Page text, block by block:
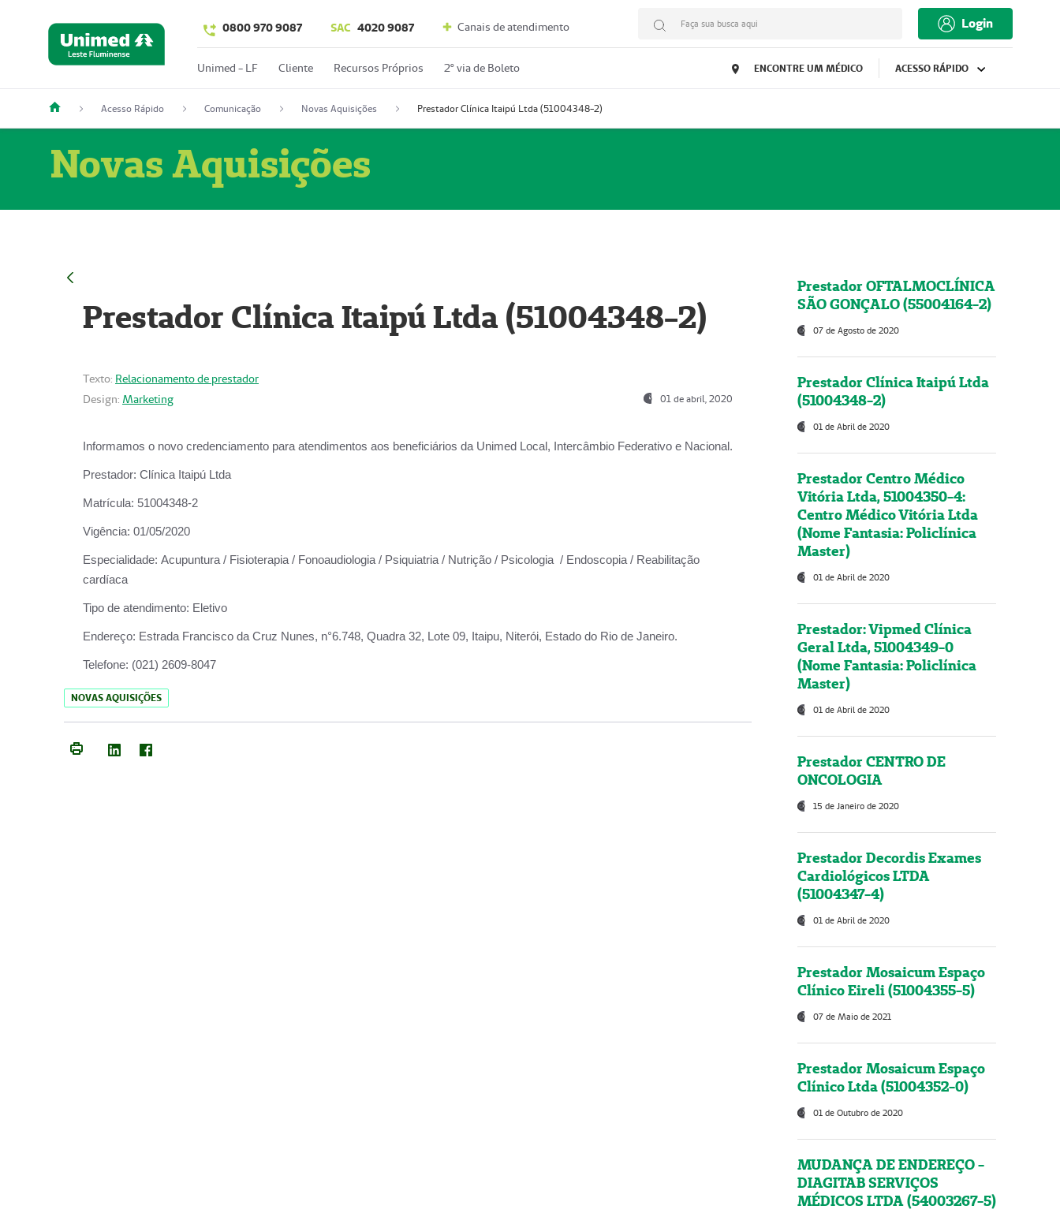
0800 970 9087 SAC 4020 9087 Canais de atendimento Faça sua busca aqui Login
Unimed - LF Cliente Recursos Próprios 2º via de Boleto ENCONTRE UM MÉDICO ACESSO RÁPIDO
Acesso Rápido Comunicação Novas Aquisições Prestador Clínica Itaipú Ltda (51004348-2)
Novas Aquisições
Prestador Clínica Itaipú Ltda (51004348-2)
Texto: Relacionamento de prestador
Design: Marketing 01 de abril, 2020
Informamos o novo credenciamento para atendimentos aos beneficiários da Unimed Local, Intercâmbio Federativo e Nacional.
Prestador: Clínica Itaipú Ltda
Matrícula: 51004348-2
Vigência: 01/05/2020
Especialidade: Acupuntura / Fisioterapia / Fonoaudiologia / Psiquiatria / Nutrição / Psicologia / Endoscopia / Reabilitação
cardíaca
Tipo de atendimento: Eletivo
Endereço: Estrada Francisco da Cruz Nunes, n°6.748, Quadra 32, Lote 09, Itaipu, Niterói, Estado do Rio de Janeiro.
Telefone: (021) 2609-8047
NOVAS AQUISIÇÕES
Prestador OFTALMOCLÍNICA
SÃO GONÇALO (55004164-2)
07 de Agosto de 2020
Prestador Clínica Itaipú Ltda
(51004348-2)
01 de Abril de 2020
Prestador Centro Médico
Vitória Ltda, 51004350-4:
Centro Médico Vitória Ltda
(Nome Fantasia: Policlínica
Master)
01 de Abril de 2020
Prestador: Vipmed Clínica
Geral Ltda, 51004349-0
(Nome Fantasia: Policlínica
Master)
01 de Abril de 2020
Prestador CENTRO DE
ONCOLOGIA
15 de Janeiro de 2020
Prestador Decordis Exames
Cardiológicos LTDA
(51004347-4)
01 de Abril de 2020
Prestador Mosaicum Espaço
Clínico Eireli (51004355-5)
07 de Maio de 2021
Prestador Mosaicum Espaço
Clínico Ltda (51004352-0)
01 de Outubro de 2020
MUDANÇA DE ENDEREÇO -
DIAGITAB SERVIÇOS
MÉDICOS LTDA (54003267-5)